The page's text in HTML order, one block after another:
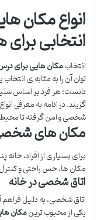
انواع مکان
انتخابی
انتخابمکان هایی برای
توان آن را به مثابه ی
دانست؛ هر فرد بر اساس
گزیند. در ادامه به معرفی
شخصی و امن گرفته تا
مکان های
برای بسیاری از افراد،
مکان ها، حس راحتی و کنترل
اتاق شخصی در خانه
اتاق شخصی، به دلیل
یکی از محبوب ترینمکان